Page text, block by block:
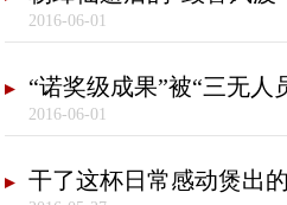
2016-06-01
“诺奖级成果”被“三无人
2016-06-01
干了这杯日常感动煲出